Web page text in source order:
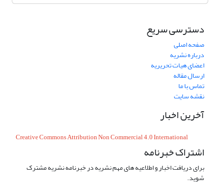
دسترسی سریع
صفحه اصلی
درباره نشریه
اعضای هیات تحریریه
ارسال مقاله
تماس با ما
نقشه سایت
آخرین اخبار
Creative Commons Attribution Non Commercial 4.0 International
اشتراک خبرنامه
برای دریافت اخبار و اطلاعیه های مهم نشریه در خبرنامه نشریه مشترک
شوید.